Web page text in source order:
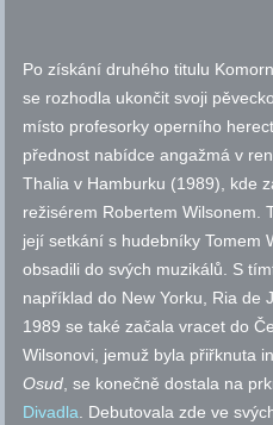
Po získání druhého titulu
se rozhodla ukončit svoji
místo profesorky operního
přednost nabídce angažmá v
Thalia v Hamburku (1989), kde
režisérem Robertem Wilsonem.
její setkání s hudebníky Tomem
obsadili do svých muzikálů. S
například do New Yorku, Ria de
1989 se také začala vracet do
Wilsonovi, jemuž byla přiřknuta
Osud, se konečně dostala na
Divadla. Debutovala zde ve